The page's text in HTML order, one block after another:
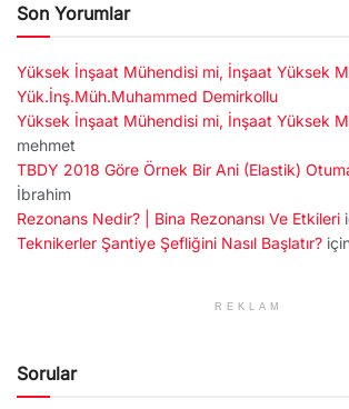
Son Yorumlar
Yüksek İnşaat Mühendisi mi, İnşaat Yüksek
Yük.İnş.Müh.Muhammed Demirkollu
Yüksek İnşaat Mühendisi mi, İnşaat Yüksek
mehmet
TBDY 2018 Göre Örnek Bir Ani (Elastik)
İbrahim
Rezonans Nedir? | Bina Rezonansı Ve Etkileri
Teknikerler Şantiye Şefliğini Nasıl Başlatır?
REKLAM
Sorular